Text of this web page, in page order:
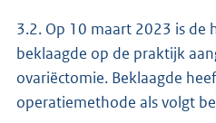
3.2. Op 10 maart 2023 is de
beklaagde op de praktijk
ovariëctomie. Beklaagde
operatiemethode als volgt